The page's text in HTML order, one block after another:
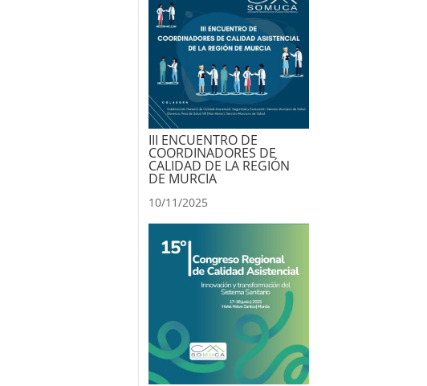
III ENCUENTRO DE
COORDINADORES DE
CALIDAD DE LA REGIÓN
DE MURCIA
10/11/2025